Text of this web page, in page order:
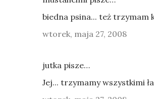
biedna psina... też trzymam
wtorek, maja 27, 2008
jutka pisze…
Jej... trzymamy wszystkimi